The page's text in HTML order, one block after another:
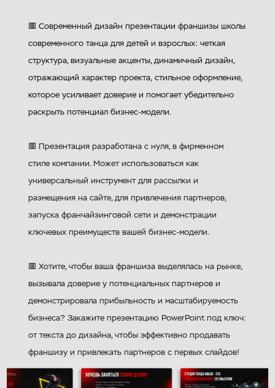
🟥 Современный дизайн презентации франшизы школы
современного танца для детей и взрослых: четкая
структура, визуальные акценты, динамичный дизайн,
отражающий характер проекта, стильное оформление,
которое усиливает доверие и помогает убедительно
раскрыть потенциал бизнес-модели.
🟥 Презентация разработана с нуля, в фирменном
стиле компании. Может использоваться как
универсальный инструмент для рассылки и
размещения на сайте, для привлечения партнеров,
запуска франчайзинговой сети и демонстрации
ключевых преимуществ вашей бизнес-модели.
🟥 Хотите, чтобы ваша франшиза выделялась на рынке,
вызывала доверие у потенциальных партнеров и
демонстрировала прибыльность и масштабируемость
бизнеса? Закажите презентацию PowerPoint под ключ:
от текста до дизайна, чтобы эффективно продавать
франшизу и привлекать партнеров с первых слайдов!